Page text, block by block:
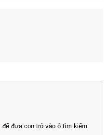
để đưa con trỏ vào ô tìm kiếm